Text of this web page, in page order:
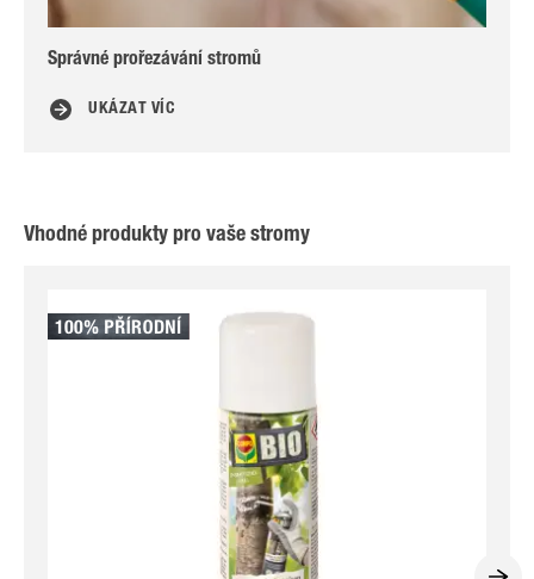
Správné prořezávání stromů
UKÁZAT VÍC
Vhodné produkty pro vaše stromy